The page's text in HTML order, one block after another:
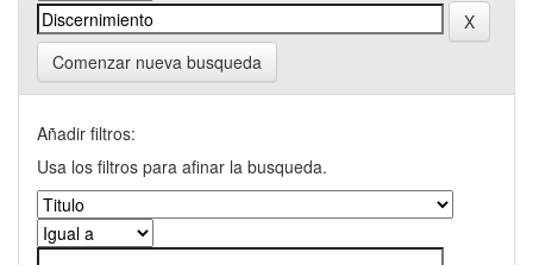
Comenzar nueva busqueda
Añadir filtros:
Usa los filtros para afinar la busqueda.